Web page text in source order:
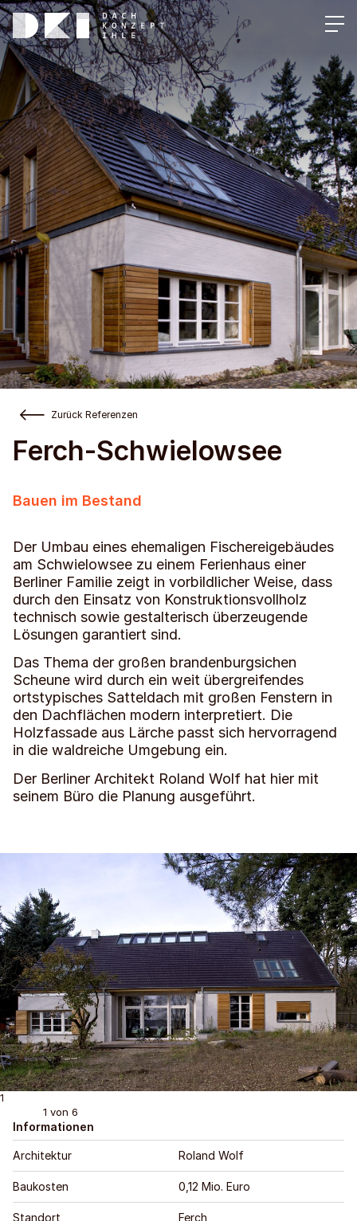
Zurück Referenzen
Ferch-Schwielowsee
Bauen im Bestand
Der Umbau eines ehemaligen Fischereigebäudes
am Schwielowsee zu einem Ferienhaus einer
Berliner Familie zeigt in vorbildlicher Weise, dass
durch den Einsatz von Konstruktionsvollholz
technisch sowie gestalterisch überzeugende
Lösungen garantiert sind.
Das Thema der großen brandenburgsichen
Scheune wird durch ein weit übergreifendes
ortstypisches Satteldach mit großen Fenstern in
den Dachflächen modern interpretiert. Die
Holzfassade aus Lärche passt sich hervorragend
in die waldreiche Umgebung ein.
Der Berliner Architekt Roland Wolf hat hier mit
seinem Büro die Planung ausgeführt.
1
1 von 6
Informationen
Architektur Roland Wolf
Baukosten 0,12 Mio. Euro
Standort Ferch